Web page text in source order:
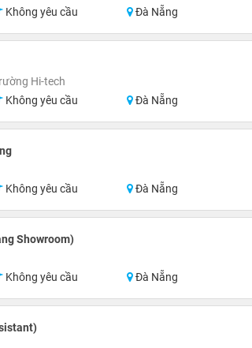
Không yêu cầu Đà Nẵng
Hi-tech
Không yêu cầu Đà Nẵng
Không yêu cầu Đà Nẵng
Showroom)
Không yêu cầu Đà Nẵng